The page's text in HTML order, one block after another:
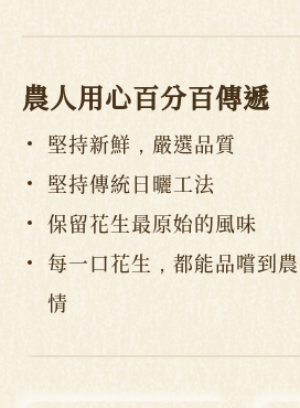
農人用心百分百傳遞
堅持新鮮，嚴選品質
堅持傳統日曬工法
保留花生最原始的風味
每一口花生，都能品嚐到
情